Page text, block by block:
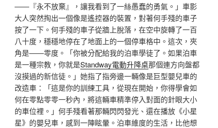
——『永不放棄』，讓我看到了一絲愚蠢的勇氣。」車影
大人突然掏出一個像是遙控器的裝置，對著何手殘的車子
按了一下。何手殘的車子從牆上脫落，在空中旋轉了一百
八十度，穩穩地停在了地面上的一個停車格中。這次，夾
角是——零度。「你被分配給我的泊車學徒了。如果泊車
是一種宗教，你就是Standway電動升降桌那個連方向盤都
沒摸過的新信徒。」她指了指旁邊一輛像是巨型嬰兒車的
改造車：「這是你的訓練工具，從現在開始，你得學會如
何在零點零零一秒內，將這輛車精準停入對面的針眼大小
的車位裡。」何手殘看著那輛閃閃發光、還在播放《小星
星》的嬰兒車，感到一陣眩暈。泊車維度的生活，比他想